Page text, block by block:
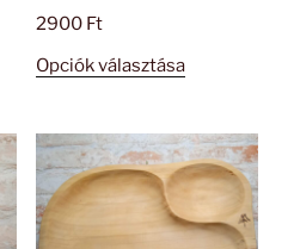
2900 Ft
Opciók választásaEnnek
több
variációja
van.
A